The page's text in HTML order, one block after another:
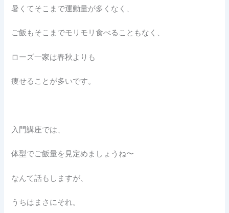
暑くてそこまで運動量が多くなく、
ご飯もそこまでモリモリ食べることもなく、
ローズ一家は春秋よりも
痩せることが多いです。
入門講座では、
体型でご飯量を見定めましょうね〜
なんて話もしますが、
うちはまさにそれ。